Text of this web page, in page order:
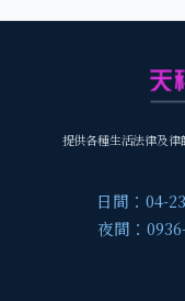
提供各種生活法律及律
日間：04-
夜間：